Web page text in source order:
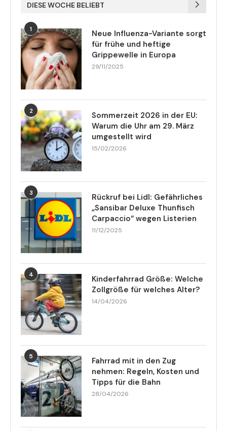
DIESE WOCHE BELIEBT
1
Neue Influenza-Variante sorgt
für frühe und heftige
Grippewelle in Europa
29/11/2025
2
Sommerzeit 2026 in der EU:
Warum die Uhr am 29. März
umgestellt wird
15/02/2026
3
Rückruf bei Lidl: Gefährliches
„Sansibar Deluxe Thunfisch
Carpaccio“ wegen Listerien
11/12/2025
4
Kinderfahrrad Größe: Welche
Zollgröße für welches Alter?
14/04/2026
5
Fahrrad mit in den Zug
nehmen: Regeln, Kosten und
Tipps für die Bahn
28/04/2026